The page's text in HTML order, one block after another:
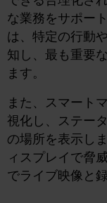
な業務をサポー
は、特定の行動
知し、最も重要
ます。
また、スマート
視化し、ステー
の場所を表示し
ィスプレイで脅
でライブ映像と